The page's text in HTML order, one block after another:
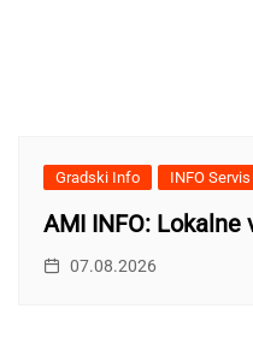
Gradski Info INFO Servis
AMI INFO: Lokalne
07.08.2026